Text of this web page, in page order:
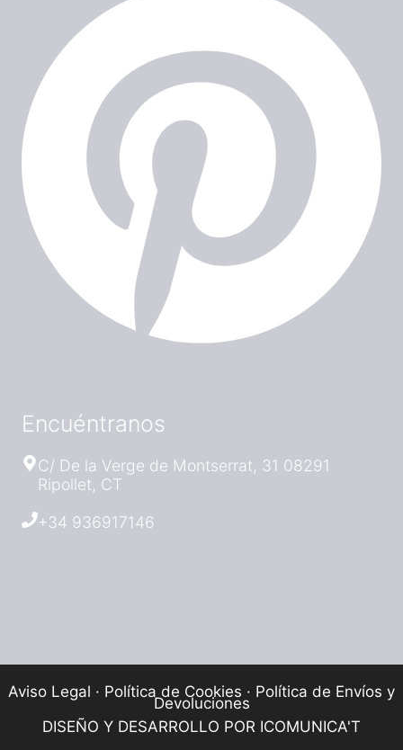
Encuéntranos
C/ De la Verge de Montserrat, 31 08291
Ripollet, CT
+34 936917146
Aviso Legal · Política de Cookies · Política de Envíos y
Devoluciones
DISEÑO Y DESARROLLO POR ICOMUNICA'T